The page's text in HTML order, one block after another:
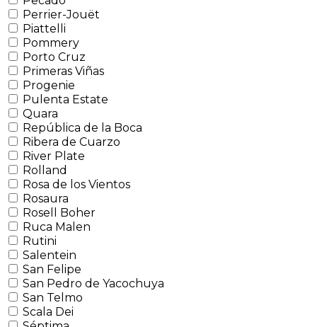
Perrier-Jouët
Piattelli
Pommery
Porto Cruz
Primeras Viñas
Progenie
Pulenta Estate
Quara
República de la Boca
Ribera de Cuarzo
River Plate
Rolland
Rosa de los Vientos
Rosaura
Rosell Boher
Ruca Malen
Rutini
Salentein
San Felipe
San Pedro de Yacochuya
San Telmo
Scala Dei